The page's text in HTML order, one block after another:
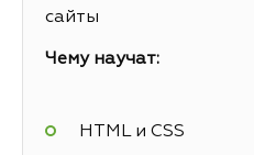
сайты
Чему научат:
HTML и CSS